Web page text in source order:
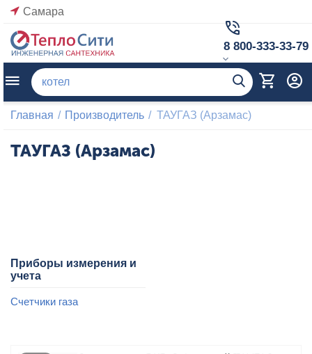
Самара
8 800-333-33-79
Главная / Производитель / ТАУГАЗ (Арзамас)
ТАУГАЗ (Арзамас)
Приборы измерения и
учета
Счетчики газа